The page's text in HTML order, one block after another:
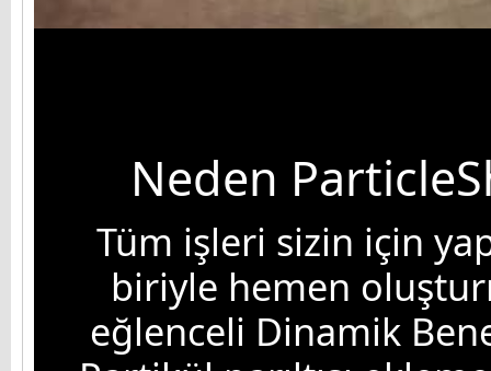
Neden
Tüm işleri sizin için
biriyle hemen
eğlenceli Dinamik